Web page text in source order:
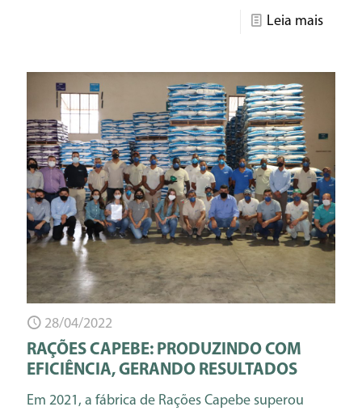
Leia mais
28/04/2022
RAÇÕES CAPEBE: PRODUZINDO COM
EFICIÊNCIA, GERANDO RESULTADOS
Em 2021, a fábrica de Rações Capebe superou